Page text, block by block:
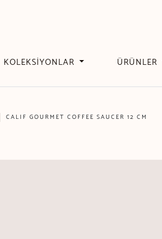
KOLEKSİYONLAR ÜRÜNLER
CALIF GOURMET COFFEE SAUCER 12 CM